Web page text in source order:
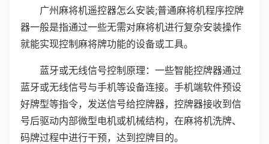
广州麻将机遥控器怎么安装;普通麻将机程序控牌
器一般是指通过一些无需对麻将机进行复杂安装操作
就能实现控制麻将牌功能的设备或工具。
蓝牙或无线信号控制原理：一些智能控牌器通过
蓝牙或无线信号与手机等设备连接。手机端软件预设
好牌型等指令，发送信号给控牌器，控牌器接收到信
号后驱动内部微型电机或机械结构，在麻将机洗牌、
码牌过程中进行干预，达到控牌目的。